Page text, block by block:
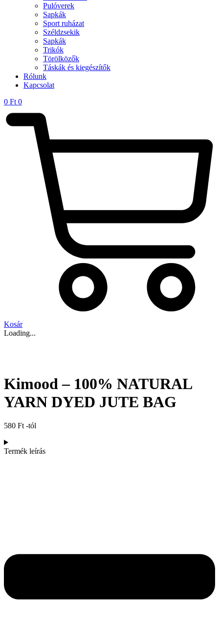
Pulóverek
Sapkák
Sport ruházat
Széldzsekik
Sapkák
Trikók
Törölközők
Táskák és kiegészítők
Rólunk
Kapcsolat
0 Ft 0
Kosár
Loading...
Kimood – 100% NATURAL
YARN DYED JUTE BAG
580 Ft -tól
Termék leírás